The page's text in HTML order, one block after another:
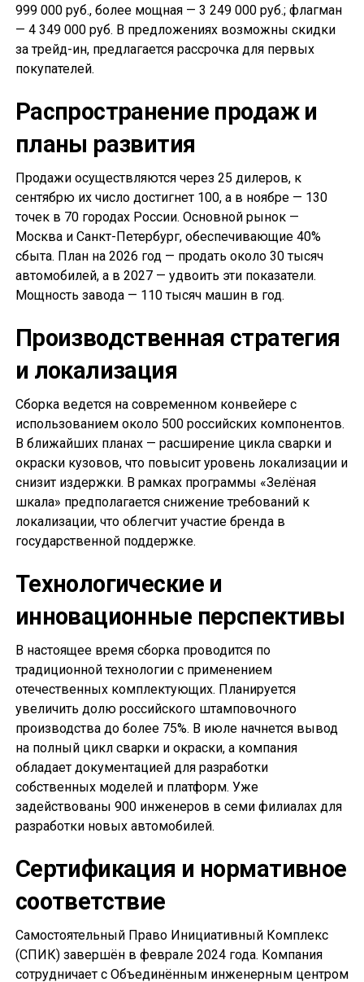
999 000 руб., более мощная — 3 249 000 руб.; флагман
— 4 349 000 руб. В предложениях возможны скидки
за трейд-ин, предлагается рассрочка для первых
покупателей.
Распространение продаж и
планы развития
Продажи осуществляются через 25 дилеров, к
сентябрю их число достигнет 100, а в ноябре — 130
точек в 70 городах России. Основной рынок —
Москва и Санкт-Петербург, обеспечивающие 40%
сбыта. План на 2026 год — продать около 30 тысяч
автомобилей, а в 2027 — удвоить эти показатели.
Мощность завода — 110 тысяч машин в год.
Производственная стратегия
и локализация
Сборка ведется на современном конвейере с
использованием около 500 российских компонентов.
В ближайших планах — расширение цикла сварки и
окраски кузовов, что повысит уровень локализации и
снизит издержки. В рамках программы «Зелёная
шкала» предполагается снижение требований к
локализации, что облегчит участие бренда в
государственной поддержке.
Технологические и
инновационные перспективы
В настоящее время сборка проводится по
традиционной технологии с применением
отечественных комплектующих. Планируется
увеличить долю российского штамповочного
производства до более 75%. В июле начнется вывод
на полный цикл сварки и окраски, а компания
обладает документацией для разработки
собственных моделей и платформ. Уже
задействованы 900 инженеров в семи филиалах для
разработки новых автомобилей.
Сертификация и нормативное
соответствие
Самостоятельный Право Инициативный Комплекс
(СПИК) завершён в феврале 2024 года. Компания
сотрудничает с Объединённым инженерным центром